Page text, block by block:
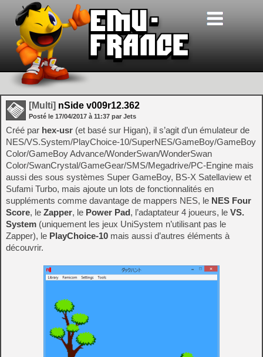
[Multi] nSide v009r12.362
Posté le 17/04/2017 à 11:37 par Jets
Créé par hex-usr (et basé sur Higan), il s’agit d’un émulateur de
NES/VS.System/PlayChoice-10/SuperNES/GameBoy/GameBoy
Color/GameBoy Advance/WonderSwan/WonderSwan
Color/SwanCrystal/GameGear/SMS/Megadrive/PC-Engine mais
aussi des sous systèmes Super GameBoy, BS-X Satellaview et
Sufami Turbo, mais ajoute un lots de fonctionnalités en
suppléments comme davantage de mappers NES, le NES Four
Score, le Zapper, le Power Pad, l’adaptateur 4 joueurs, le VS.
System (uniquement les jeux UniSystem n’utilisant pas le
Zapper), le PlayChoice-10 mais aussi d’autres éléments à
découvrir.